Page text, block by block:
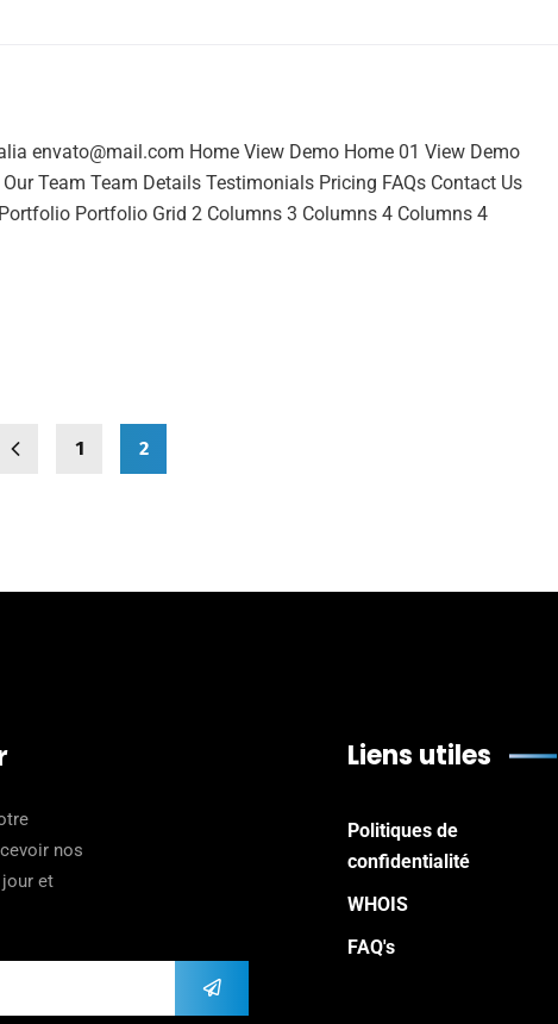
envato@mail.com Home View Demo Home 01 View Demo
Team Team Details Testimonials Pricing FAQs Contact Us
Portfolio Grid 2 Columns 3 Columns 4 Columns 4
1 2
nos
et
Liens utiles
Politiques de
confidentialité
WHOIS
FAQ's